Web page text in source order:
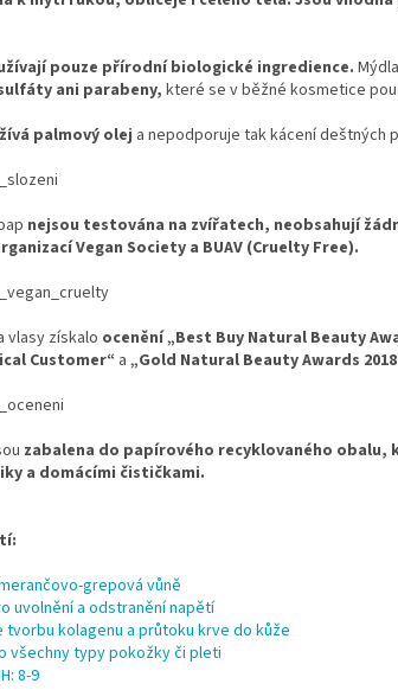
pouze přírodní biologické ingredience. Mýdla
ani parabeny, které se v běžné kosmetice
palmový olej a nepodporuje tak kácení deštných
nejsou testována na zvířatech, neobsahují
Vegan Society a BUAV (Cruelty Free).
vlasy získalo ocenění „Best Buy Natural Beauty
Customer“ a „Gold Natural Beauty Awards
zabalena do papírového recyklovaného
a domácími čističkami.
grepová vůně
uvolnění a odstranění napětí
kolagenu a průtoku krve do kůže
všechny typy pokožky či pleti
8-9